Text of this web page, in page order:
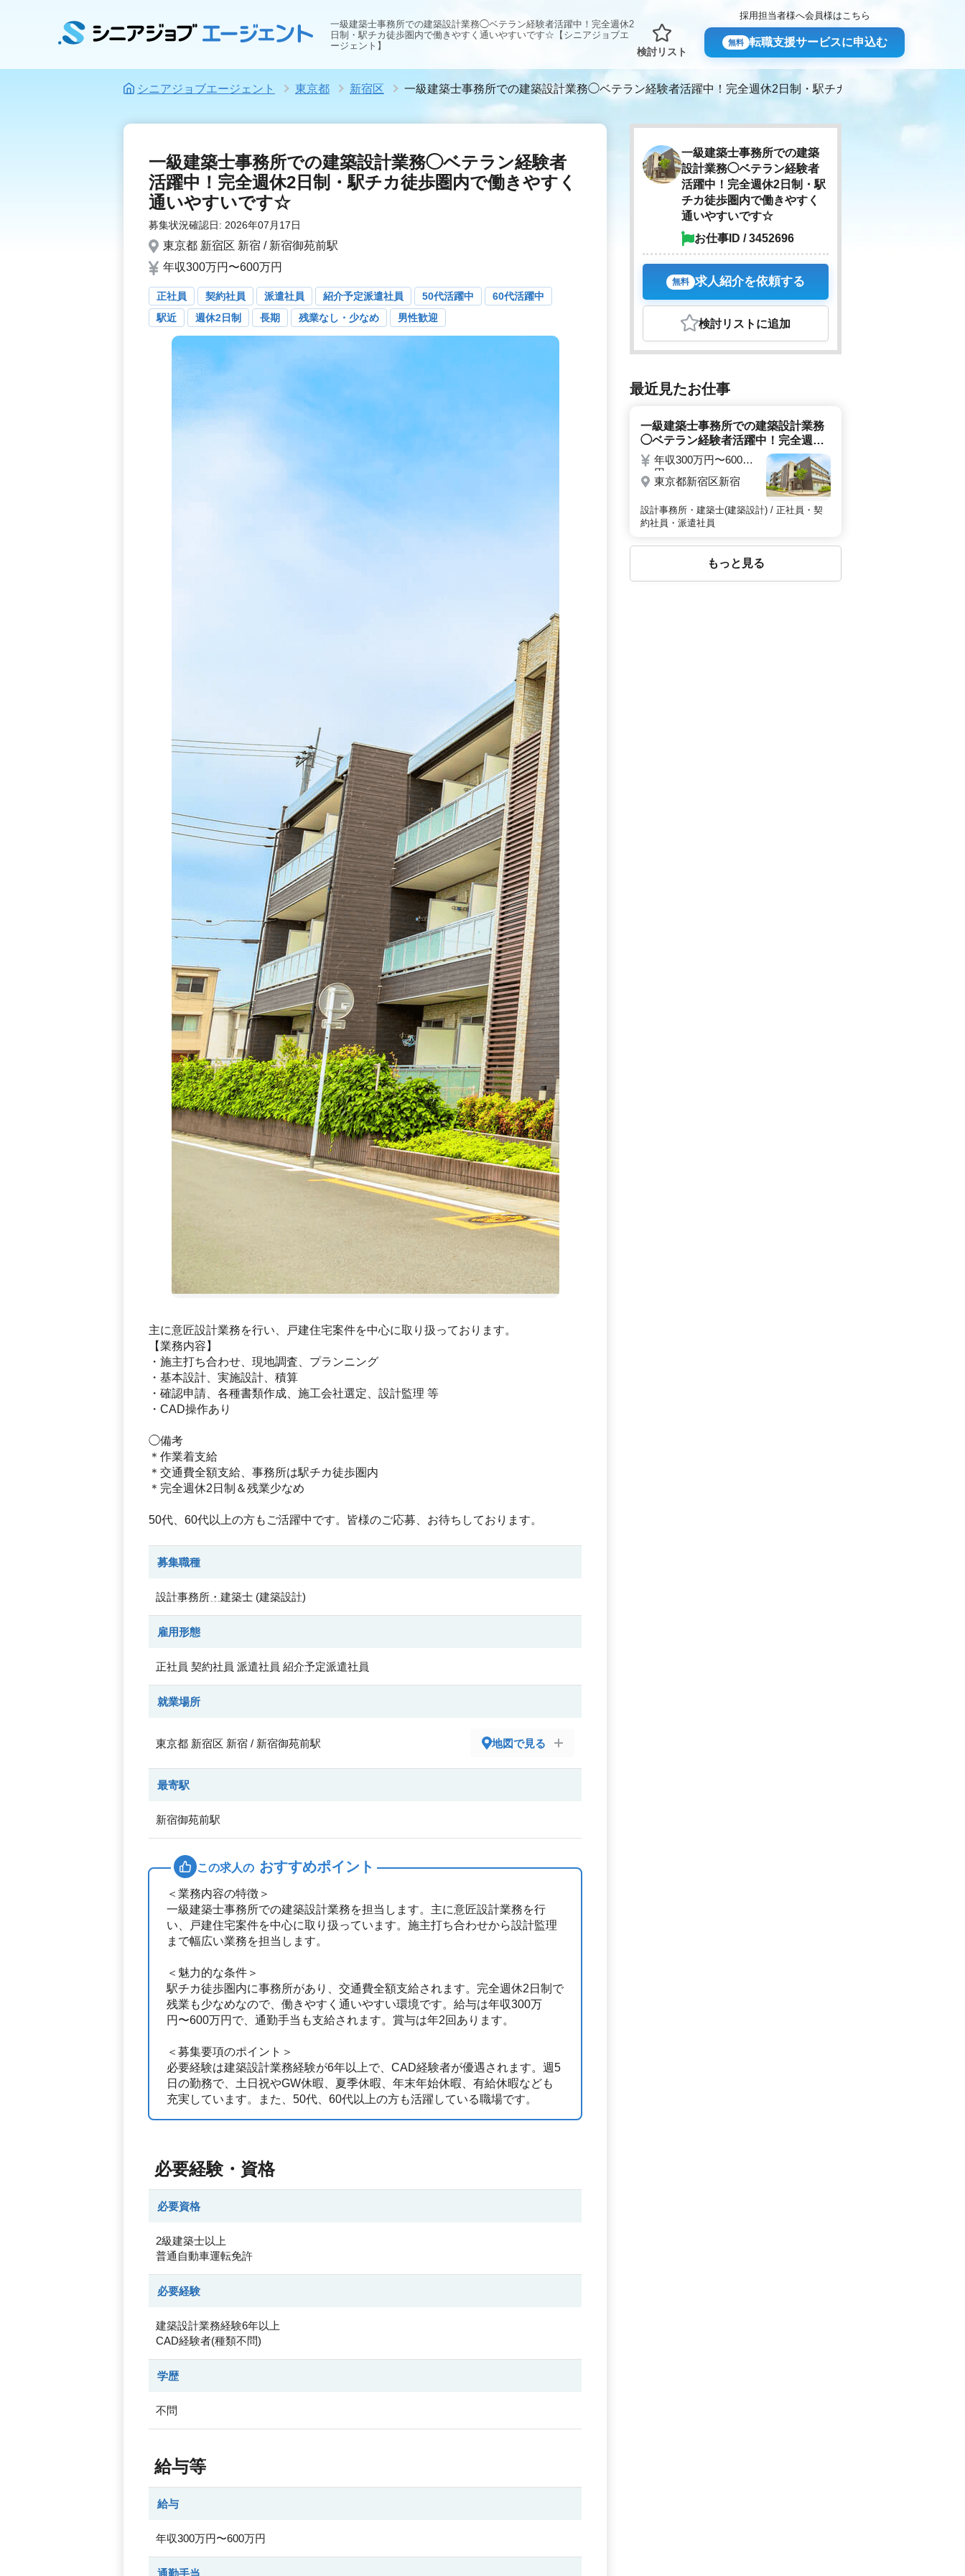
一級建築士事務所での建築設計業務◯ベテラン経験者活躍中！完全週休2
日制・駅チカ徒歩圏内で働きやすく通いやすいです☆【シニアジョブエ
ージェント】
検討リスト
採用担当者様へ会員様はこちら
無料 転職支援サービスに申込む
シニアジョブエージェント 東京都 新宿区 一級建築士事務所での建築設計業務◯ベテラン経験者活躍中！完全週休2日制・駅チカ徒歩圏内で働きやす
一級建築士事務所での建築設計業務◯ベテラン経験者
活躍中！完全週休2日制・駅チカ徒歩圏内で働きやすく
通いやすいです☆
募集状況確認日: 2026年07月17日
東京都 新宿区 新宿 / 新宿御苑前駅
年収300万円〜600万円
正社員 契約社員 派遣社員 紹介予定派遣社員 50代活躍中
60代活躍中
駅近
週休2日制 長期 残業なし・少なめ 男性歓迎
主に意匠設計業務を行い、戸建住宅案件を中心に取り扱っております。
【業務内容】
・施主打ち合わせ、現地調査、プランニング
・基本設計、実施設計、積算
・確認申請、各種書類作成、施工会社選定、設計監理 等
・CAD操作あり
◯備考
＊作業着支給
＊交通費全額支給、事務所は駅チカ徒歩圏内
＊完全週休2日制＆残業少なめ
50代、60代以上の方もご活躍中です。皆様のご応募、お待ちしております。
募集職種
設計事務所・建築士 (建築設計)
雇用形態
正社員 契約社員 派遣社員 紹介予定派遣社員
就業場所
東京都 新宿区 新宿 / 新宿御苑前駅 地図で見る
最寄駅
新宿御苑前駅
この求人の おすすめポイント
＜業務内容の特徴＞
一級建築士事務所での建築設計業務を担当します。主に意匠設計業務を行
い、戸建住宅案件を中心に取り扱っています。施主打ち合わせから設計監理
まで幅広い業務を担当します。
＜魅力的な条件＞
駅チカ徒歩圏内に事務所があり、交通費全額支給されます。完全週休2日制で
残業も少なめなので、働きやすく通いやすい環境です。給与は年収300万
円〜600万円で、通勤手当も支給されます。賞与は年2回あります。
＜募集要項のポイント＞
必要経験は建築設計業務経験が6年以上で、CAD経験者が優遇されます。週5
日の勤務で、土日祝やGW休暇、夏季休暇、年末年始休暇、有給休暇なども
充実しています。また、50代、60代以上の方も活躍している職場です。
必要経験・資格
必要資格
2級建築士以上
普通自動車運転免許
必要経験
建築設計業務経験6年以上
CAD経験者(種類不問)
学歴
不問
給与等
給与
年収300万円〜600万円
通勤手当
一級建築士事務所での建築
設計業務◯ベテラン経験者
活躍中！完全週休2日制・駅
チカ徒歩圏内で働きやすく
通いやすいです☆
お仕事ID / 3452696
無料 求人紹介を依頼する
検討リスト に追加
最近見たお仕事
一級建築士事務所での建築設計業務
◯ベテラン経験者活躍中！完全週休2
日制・駅チカ徒歩圏内で働きやすく
通いやすいです☆
年収300万円〜600万
円
東京都新宿区新宿
設計事務所・建築士(建築設計) / 正社員・契
約社員・派遣社員
もっと見る